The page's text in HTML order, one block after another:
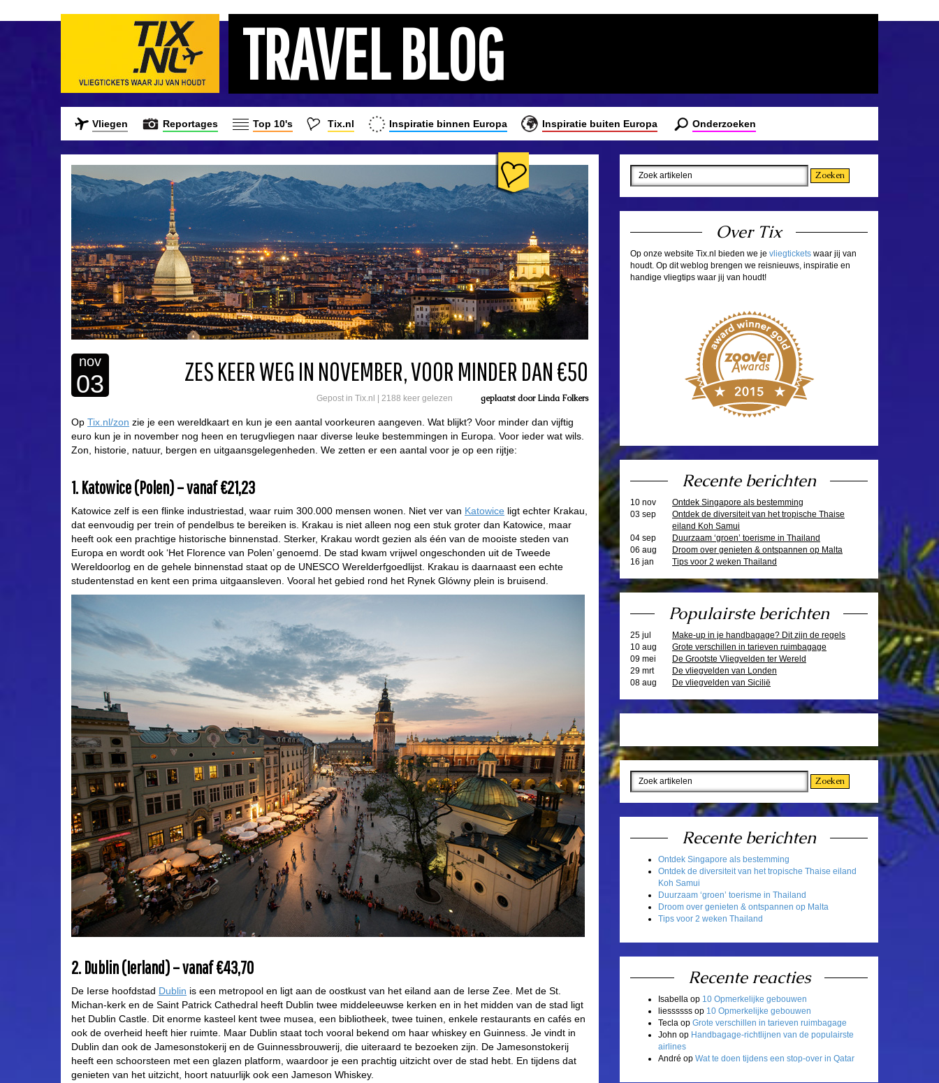
TRAVEL BLOG
Vliegen Reportages Top 10's Tix.nl Inspiratie binnen Europa Inspiratie buiten Europa Onderzoeken
nov
03 ZES KEER WEG IN NOVEMBER, VOOR MINDER DAN €50
Gepost in Tix.nl 2188 keer gelezen geplaatst doorLinda Folkers
Op Tix.nl/zon zie je een wereldkaart en kun je een aantal voorkeuren aangeven. Wat blijkt? Voor minder dan vijftig
euro kun je in november nog heen en terugvliegen naar diverse leuke bestemmingen in Europa. Voor ieder wat wils.
Zon, historie, natuur, bergen en uitgaansgelegenheden. We zetten er een aantal voor je op een rijtje:
1. Katowice (Polen) – vanaf €21,23
Katowice zelf is een flinke industriestad, waar ruim 300.000 mensen wonen. Niet ver van Katowice ligt echter Krakau,
dat eenvoudig per trein of pendelbus te bereiken is. Krakau is niet alleen nog een stuk groter dan Katowice, maar
heeft ook een prachtige historische binnenstad. Sterker, Krakau wordt gezien als één van de mooiste steden van
Europa en wordt ook ‘Het Florence van Polen’ genoemd. De stad kwam vrijwel ongeschonden uit de Tweede
Wereldoorlog en de gehele binnenstad staat op de UNESCO Werelderfgoedlijst. Krakau is daarnaast een echte
studentenstad en kent een prima uitgaansleven. Vooral het gebied rond het Rynek Glówny plein is bruisend.
2. Dublin (Ierland) – vanaf €43,70
De Ierse hoofdstad Dublin is een metropool en ligt aan de oostkust van het eiland aan de Ierse Zee. Met de St.
Michan-kerk en de Saint Patrick Cathedral heeft Dublin twee middeleeuwse kerken en in het midden van de stad ligt
het Dublin Castle. Dit enorme kasteel kent twee musea, een bibliotheek, twee tuinen, enkele restaurants en cafés en
ook de overheid heeft hier ruimte. Maar Dublin staat toch vooral bekend om haar whiskey en Guinness. Je vindt in
Dublin dan ook de Jamesonstokerij en de Guinnessbrouwerij, die uiteraard te bezoeken zijn. De Jamesonstokerij
heeft een schoorsteen met een glazen platform, waardoor je een prachtig uitzicht over de stad hebt. En tijdens dat
genieten van het uitzicht, hoort natuurlijk ook een Jameson Whiskey.
Over Tix
Op onze website Tix.nl bieden we je vliegtickets waar jij van
houdt. Op dit weblog brengen we reisnieuws, inspiratie en
handige vliegtips waar jij van houdt!
Recente berichten
10 nov
Ontdek Singapore als bestemming
03 sep
Ontdek de diversiteit van het tropische Thaise
eiland Koh Samui
04 sep
Duurzaam ‘groen’ toerisme in Thailand
06 aug
Droom over genieten & ontspannen op Malta
16 jan
Tips voor 2 weken Thailand
Populairste berichten
25 jul
Make-up in je handbagage? Dit zijn de regels
10 aug
Grote verschillen in tarieven ruimbagage
09 mei
De Grootste Vliegvelden ter Wereld
29 mrt
De vliegvelden van Londen
08 aug
De vliegvelden van Sicilië
Recente berichten
Ontdek Singapore als bestemming
Ontdek de diversiteit van het tropische Thaise eiland
Koh Samui
Duurzaam ‘groen’ toerisme in Thailand
Droom over genieten & ontspannen op Malta
Tips voor 2 weken Thailand
Recente reacties
Isabella op 10 Opmerkelijke gebouwen
liessssss op 10 Opmerkelijke gebouwen
Tecla op Grote verschillen in tarieven ruimbagage
John op Handbagage-richtlijnen van de populairste
airlines
André op Wat te doen tijdens een stop-over in Qatar